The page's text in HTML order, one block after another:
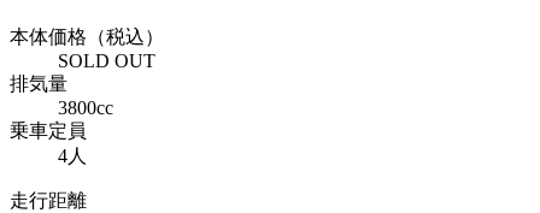
本体価格（税込）
SOLD OUT
排気量
3800cc
乗車定員
4人
走行距離